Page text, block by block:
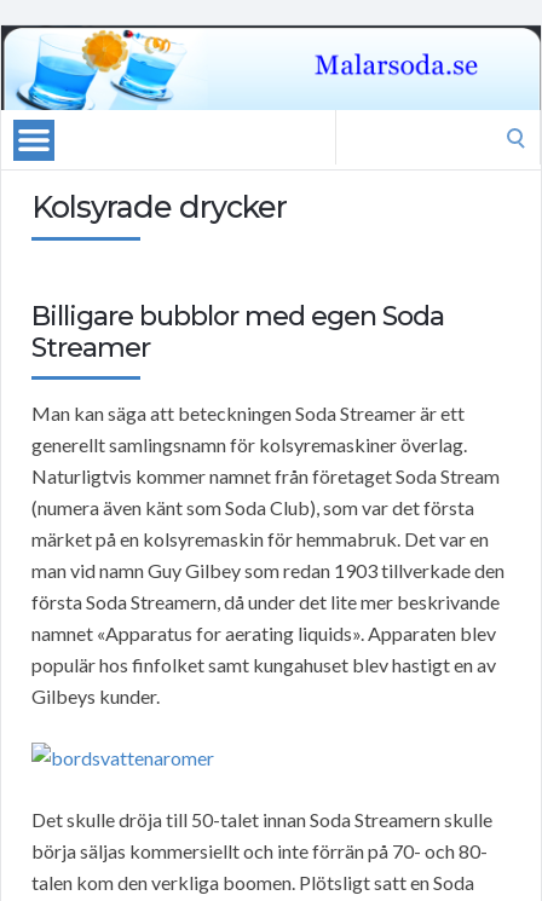
Kolsyrade drycker
Billigare bubblor med egen Soda
Streamer
Man kan säga att beteckningen Soda Streamer är ett
generellt samlingsnamn för kolsyremaskiner överlag.
Naturligtvis kommer namnet från företaget Soda Stream
(numera även känt som Soda Club), som var det första
märket på en kolsyremaskin för hemmabruk. Det var en
man vid namn Guy Gilbey som redan 1903 tillverkade den
första Soda Streamern, då under det lite mer beskrivande
namnet «Apparatus for aerating liquids». Apparaten blev
populär hos finfolket samt kungahuset blev hastigt en av
Gilbeys kunder.
Det skulle dröja till 50-talet innan Soda Streamern skulle
börja säljas kommersiellt och inte förrän på 70- och 80-
talen kom den verkliga boomen. Plötsligt satt en Soda